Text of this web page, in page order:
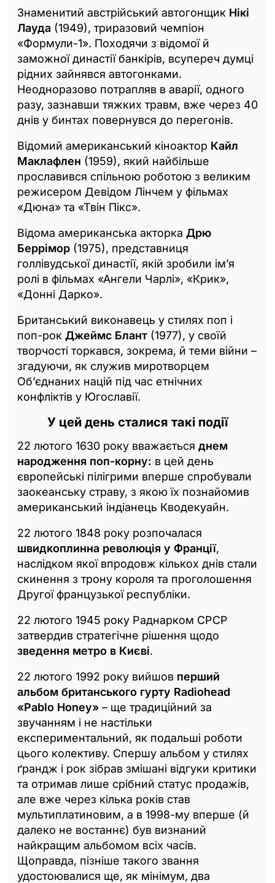
Знаменитий австрійський автогонщик Нікі
Лауда (1949), триразовий чемпіон
«Формули-1». Походячи з відомої й
заможної династії банкірів, всупереч думці
рідних зайнявся автогонками.
Неодноразово потрапляв в аварії, одного
разу, зазнавши тяжких травм, вже через 40
днів у бинтах повернувся до перегонів.
Відомий американський кіноактор Кайл
Маклафлен (1959), який найбільше
прославився спільною роботою з великим
режисером Девідом Лінчем у фільмах
«Дюна» та «Твін Пікс».
Відома американська акторка Дрю
Беррімор (1975), представниця
голлівудської династії, якій зробили ім’я
ролі в фільмах «Ангели Чарлі», «Крик»,
«Донні Дарко».
Британський виконавець у стилях поп і
поп-рок Джеймс Блант (1977), у своїй
творчості торкався, зокрема, й теми війни –
згадуючи, як служив миротворцем
Об’єднаних націй під час етнічних
конфліктів у Югославії.
У цей день сталися такі події
22 лютого 1630 року вважається днем
народження поп-корну: в цей день
європейські пілігрими вперше спробували
заокеанську страву, з якою їх познайомив
американський індіанець Кводекуайн.
22 лютого 1848 року розпочалася
швидкоплинна революція у Франції,
наслідком якої впродовж кількох днів стали
скинення з трону короля та проголошення
Другої французької республіки.
22 лютого 1945 року Раднарком СРСР
затвердив стратегічне рішення щодо
зведення метро в Києві.
22 лютого 1992 року вийшов перший
альбом британського гурту Radiohead
«Pablo Honey» – ще традиційний за
звучанням і не настільки
експериментальний, як подальші роботи
цього колективу. Спершу альбом у стилях
ґрандж і рок зібрав змішані відгуки критики
та отримав лише срібний статус продажів,
але вже через кілька років став
мультиплатиновим, а в 1998-му вперше (й
далеко не востаннє) був визнаний
найкращим альбомом всіх часів.
Щоправда, пізніше такого звання
удостоювалися ще, як мінімум, два